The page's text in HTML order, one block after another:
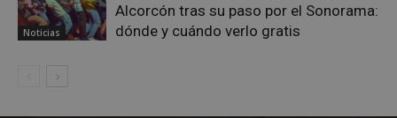
Noticias
Alcorcón tras su paso por el Sonorama:
dónde y cuándo verlo gratis